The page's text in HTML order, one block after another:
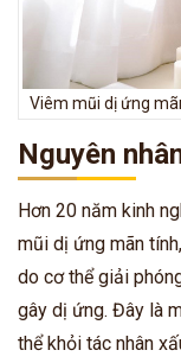
Viêm mũi dị ứng
Nguyên
Hơn 20 năm kinh
mũi dị ứng mãn
do cơ thể giải
gây dị ứng. Đây là
thể khỏi tác nhân